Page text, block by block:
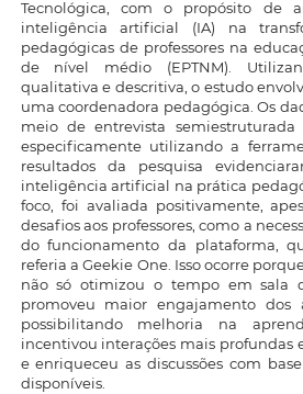
Tecnológica, com o propósito de
inteligência artificial (IA) na
pedagógicas de professores na
de nível médio (EPTNM).
qualitativa e descritiva, o estudo
uma coordenadora pedagógica. Os
meio de entrevista semiestruturada
especificamente utilizando a
resultados da pesquisa
inteligência artificial na prática
foco, foi avaliada positivamente,
desafios aos professores, como a
do funcionamento da plataforma,
referia a Geekie One. Isso ocorre
não só otimizou o tempo em sala
promoveu maior engajamento dos
possibilitando melhoria na
incentivou interações mais profundas
e enriqueceu as discussões com
disponíveis.